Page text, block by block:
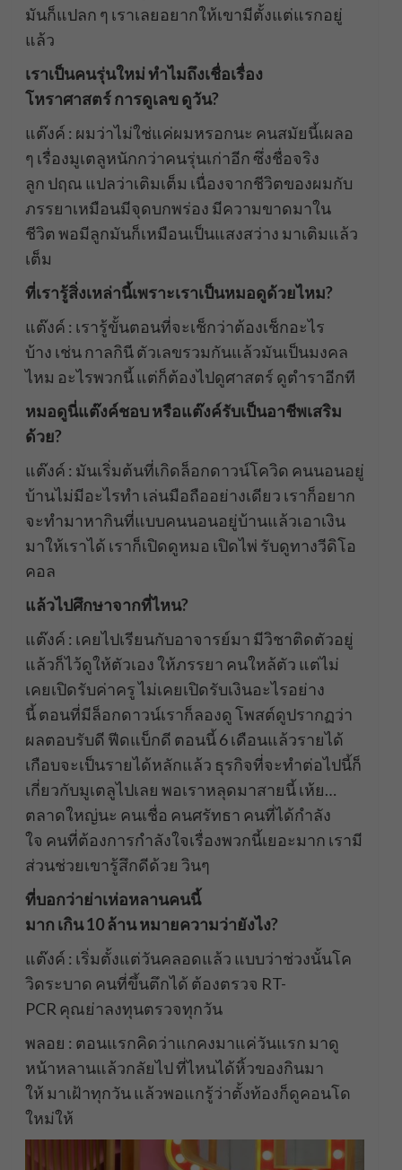
มันก็แปลก ๆ เราเลยอยากให้เขามีตั้งแต่แรกอยู่
แล้ว
เราเป็นคนรุ่นใหม่ ทำไมถึงเชื่อเรื่อง
โหราศาสตร์ การดูเลข ดูวัน?
แต๊งค์ : ผมว่าไม่ใช่แค่ผมหรอกนะ คนสมัยนี้เผลอ
ๆ เรื่องมูเตลูหนักกว่าคนรุ่นเก่าอีก ซึ่งชื่อจริง
ลูก ปฤณ แปลว่าเติมเต็ม เนื่องจากชีวิตของผมกับ
ภรรยาเหมือนมีจุดบกพร่อง มีความขาดมาใน
ชีวิต พอมีลูกมันก็เหมือนเป็นแสงสว่าง มาเติมแล้ว
เต็ม
ที่เรารู้สิ่งเหล่านี้เพราะเราเป็นหมอดูด้วยไหม?
แต๊งค์ : เรารู้ขั้นตอนที่จะเช็กว่าต้องเช็กอะไร
บ้าง เช่น กาลกินี ตัวเลขรวมกันแล้วมันเป็นมงคล
ไหม อะไรพวกนี้ แต่ก็ต้องไปดูศาสตร์ ดูตำราอีกที
หมอดูนี่แต๊งค์ชอบ หรือแต๊งค์รับเป็นอาชีพเสริม
ด้วย?
แต๊งค์ : มันเริ่มต้นที่เกิดล็อกดาวน์โควิด คนนอนอยู่
บ้านไม่มีอะไรทำ เล่นมือถืออย่างเดียว เราก็อยาก
จะทำมาหากินที่แบบคนนอนอยู่บ้านแล้วเอาเงิน
มาให้เราได้ เราก็เปิดดูหมอ เปิดไพ่ รับดูทางวีดิโอ
คอล
แล้วไปศึกษาจากที่ไหน?
แต๊งค์ : เคยไปเรียนกับอาจารย์มา มีวิชาติดตัวอยู่
แล้วก็ไว้ดูให้ตัวเอง ให้ภรรยา คนใหล้ตัว แต่ไม่
เคยเปิดรับค่าครู ไม่เคยเปิดรับเงินอะไรอย่าง
นี้ ตอนที่มีล็อกดาวน์เราก็ลองดู โพสต์ดูปรากฏว่า
ผลตอบรับดี ฟีดแบ็กดี ตอนนี้ 6 เดือนแล้วรายได้
เกือบจะเป็นรายได้หลักแล้ว ธุรกิจที่จะทำต่อไปนี้ก็
เกี่ยวกับมูเตลูไปเลย พอเราหลุดมาสายนี้ เห้ย…
ตลาดใหญ่นะ คนเชื่อ คนศรัทธา คนที่ได้กำลัง
ใจ คนที่ต้องการกำลังใจเรื่องพวกนี้เยอะมาก เรามี
ส่วนช่วยเขารู้สึกดีด้วย วินๆ
ที่บอกว่าย่าเห่อหลานคนนี้
มาก เกิน 10 ล้าน หมายความว่ายังไง?
แต๊งค์ : เริ่มตั้งแต่วันคลอดแล้ว แบบว่าช่วงนั้นโค
วิดระบาด คนที่ขึ้นตึกได้ ต้องตรวจ RT-
PCR คุณย่าลงทุนตรวจทุกวัน
พลอย : ตอนแรกคิดว่าแกคงมาแค่วันแรก มาดู
หน้าหลานแล้วกลัยไป ที่ไหนได้หิ้วของกินมา
ให้ มาเฝ้าทุกวัน แล้วพอแกรู้ว่าตั้งท้องก็ดูคอนโด
ใหม่ให้